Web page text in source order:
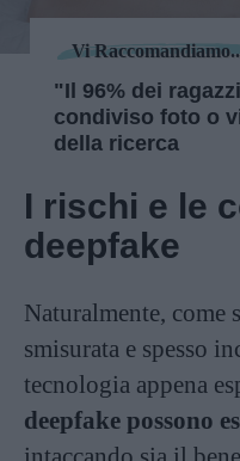
Vi
"Il 96% dei
condiviso foto o
della ricerca
I rischi e le
deepfake
Naturalmente, come
smisurata e spesso
tecnologia appena
deepfake possono